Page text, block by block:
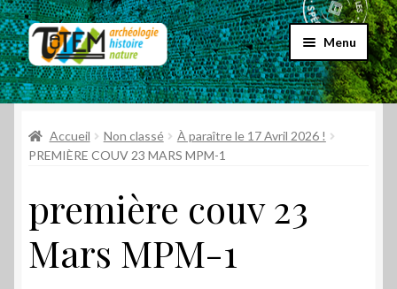
Aller
à
la
navigation
Aller
au
contenu
Menu
Accueil
Choix par genre
Promos
Accueil Non classé
À paraître le 17 Avril 2026 !
PREMIÈRE COUV 23 MARS MPM-1
première couv 23
Mars MPM-1